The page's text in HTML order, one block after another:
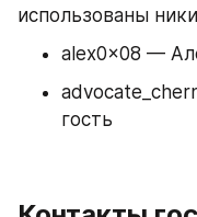
использованы
alex0×08 —
гость